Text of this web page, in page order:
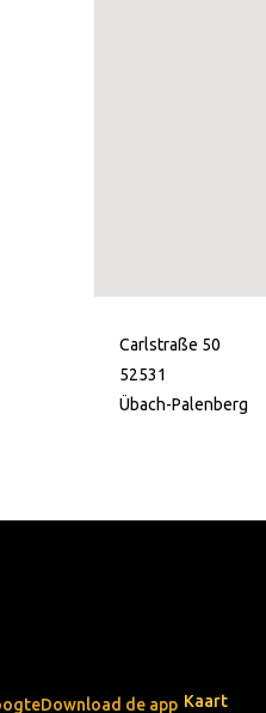
Carlstraße 50
52531
Übach-Palenberg
Download de app Kaart